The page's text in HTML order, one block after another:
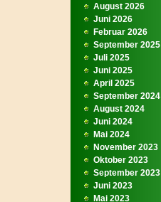
August 2026
Juni 2026
Februar 2026
September 2025
Juli 2025
Juni 2025
April 2025
September 2024
August 2024
Juni 2024
Mai 2024
November 2023
Oktober 2023
September 2023
Juni 2023
Mai 2023